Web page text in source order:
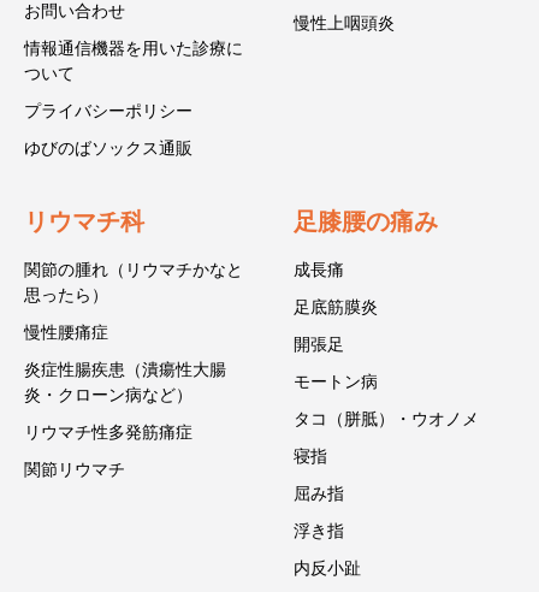
お問い合わせ
情報通信機器を用いた診療に
ついて
プライバシーポリシー
ゆびのばソックス通販
慢性上咽頭炎
リウマチ科
関節の腫れ（リウマチかなと
思ったら）
慢性腰痛症
炎症性腸疾患（潰瘍性大腸
炎・クローン病など）
リウマチ性多発筋痛症
関節リウマチ
足膝腰の痛み
成長痛
足底筋膜炎
開張足
モートン病
タコ（胼胝）・ウオノメ
寝指
屈み指
浮き指
内反小趾